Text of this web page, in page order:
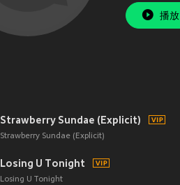
播放
Strawberry Sundae (Explicit)
Strawberry Sundae (Explicit)
Losing U Tonight
Losing U Tonight